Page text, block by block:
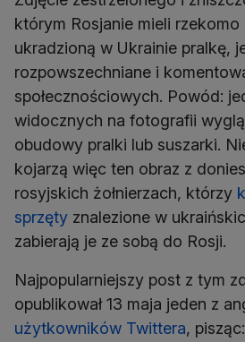
którym Rosjanie mieli rzekomo
ukradzioną w Ukrainie pralkę,
rozpowszechniane i
społecznościowych. Powód:
widocznych na fotografii
obudowy pralki lub suszarki.
kojarzą więc ten obraz z
rosyjskich żołnierzach, którzy
sprzęty znalezione w
zabierają je ze sobą do Rosji.
Najpopularniejszy post z tym
opublikował 13 maja jeden z
użytkowników Twittera,